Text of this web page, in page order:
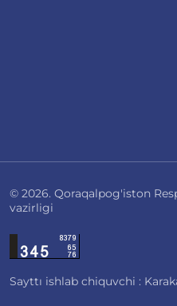
© 2026. Qoraqalpog'iston
vazirligi
Sayttı ishlab chiquvchi :